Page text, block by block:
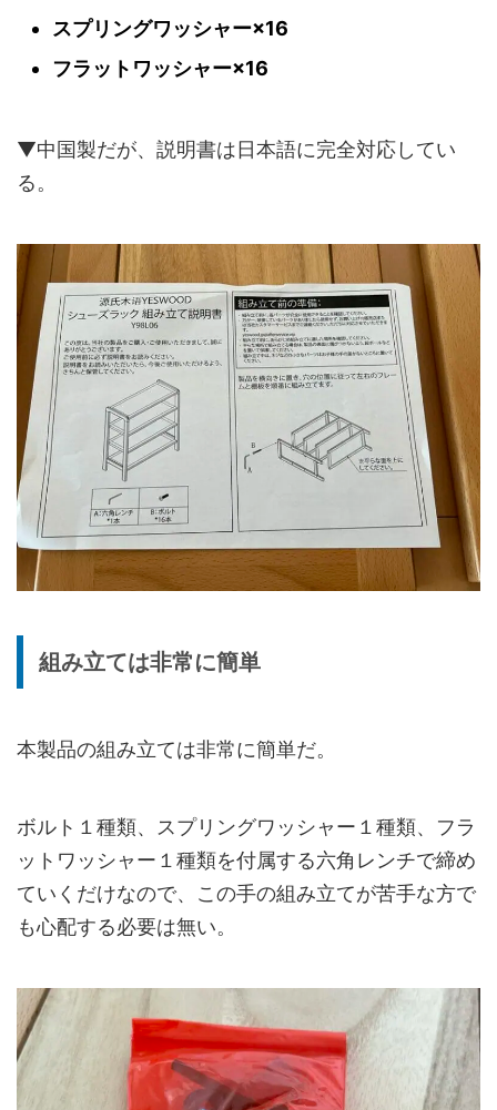
スプリングワッシャー×16
フラットワッシャー×16
▼中国製だが、説明書は日本語に完全対応してい
る。
組み立ては非常に簡単
本製品の組み立ては非常に簡単だ。
ボルト１種類、スプリングワッシャー１種類、フラ
ットワッシャー１種類を付属する六角レンチで締め
ていくだけなので、この手の組み立てが苦手な方で
も心配する必要は無い。